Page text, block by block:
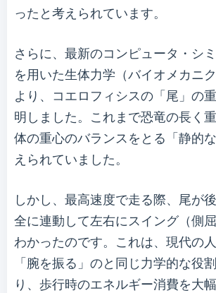
ったと考えられています。
さらに、最新のコンピュータ・シ
を用いた生体力学（バイオメカニ
より、コエロフィシスの「尾」の
明しました。これまで恐竜の長く
体の重心のバランスをとる「静的
えられていました。
しかし、最高速度で走る際、尾が
全に連動して左右にスイング（側
わかったのです。これは、現代の
「腕を振る」のと同じ力学的な役
り、歩行時のエネルギー消費を大